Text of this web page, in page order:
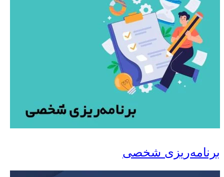
برنامه‌ریزی شخصی